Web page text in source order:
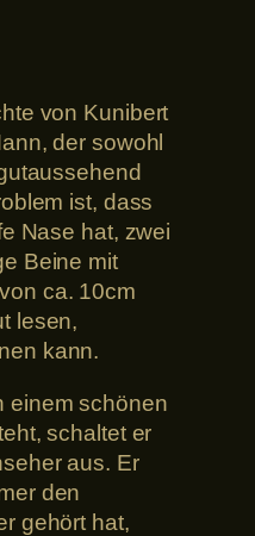
von Kunibert
der sowohl
ist, dass
Nase hat, zwei
Beine mit
ca. 10cm
lesen,
kann.
einem schönen
schaltet er
aus. Er
den
gehört hat,